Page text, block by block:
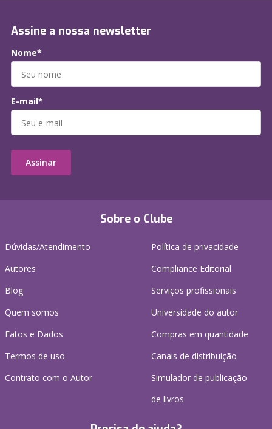
Sobre o Clube
Dúvidas/Atendimento
Autores
Blog
Quem somos
Fatos e Dados
Termos de uso
Contrato com o Autor
Política de privacidade
Compliance Editorial
Serviços profissionais
Universidade do autor
Compras em quantidade
Canais de distribuição
Simulador de publicação
de livros
Assine a nossa newsletter
Nome*
E-mail*
Assinar